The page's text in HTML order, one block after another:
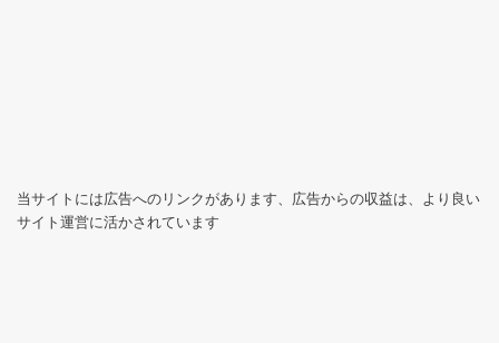
当サイトには広告へのリンクがあります、広告からの収益は、より良い
サイト運営に活かされています